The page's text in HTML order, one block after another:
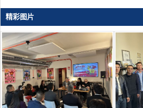
精彩图片